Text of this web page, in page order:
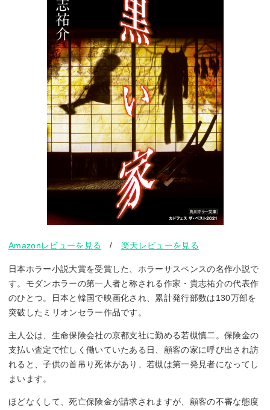
Amazonレビューを見る /楽天レビューを見る
日本ホラー小説大賞を受賞した、ホラーサスペンスの名作小説で
す。モダンホラーの第一人者と称される作家・貴志祐介の代表作
のひとつ。日本と韓国で映画化され、累計発行部数は130万部を
突破したミリオンセラー作品です。
主人公は、生命保険会社の京都支社に勤める若槻慎二。保険金の
支払い査定で忙しく働いていたある日、顧客の家に呼び出され訪
れると、子供の首吊り死体があり、若槻は第一発見者になってし
まいます。
ほどなくして、死亡保険金が請求されますが、顧客の不審な態度